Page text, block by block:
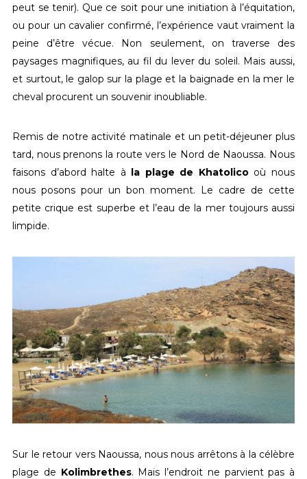
peut se tenir). Que ce soit pour une initiation à l’équitation,
ou pour un cavalier confirmé, l’expérience vaut vraiment la
peine d’être vécue. Non seulement, on traverse des
paysages magnifiques, au fil du lever du soleil. Mais aussi,
et surtout, le galop sur la plage et la baignade en la mer le
cheval procurent un souvenir inoubliable.
Remis de notre activité matinale et un petit-déjeuner plus
tard, nous prenons la route vers le Nord de Naoussa. Nous
faisons d’abord halte à la plage de Khatolicooù nous
nous posons pour un bon moment. Le cadre de cette
petite crique est superbe et l’eau de la mer toujours aussi
limpide.
Sur le retour vers Naoussa, nous nous arrêtons à la célèbre
plage de Kolimbrethes. Mais l’endroit ne parvient pas à